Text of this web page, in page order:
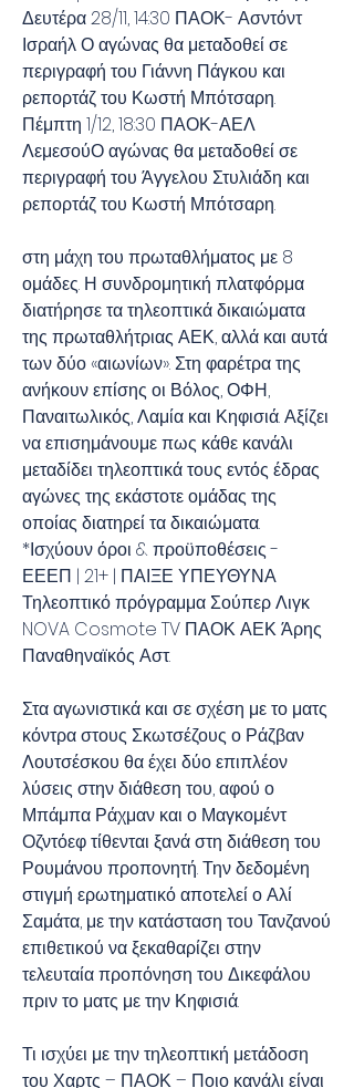
Δευτέρα 28/11, 14:30 ΠΑΟΚ- Ασντόντ
Ισραήλ Ο αγώνας θα μεταδοθεί σε
περιγραφή του Γιάννη Πάγκου και
ρεπορτάζ του Κωστή Μπότσαρη.
Πέμπτη 1/12, 18:30 ΠΑΟΚ-ΑΕΛ
ΛεμεσούΟ αγώνας θα μεταδοθεί σε
περιγραφή του Άγγελου Στυλιάδη και
ρεπορτάζ του Κωστή Μπότσαρη.
στη μάχη του πρωταθλήματος με 8
ομάδες. Η συνδρομητική πλατφόρμα
διατήρησε τα τηλεοπτικά δικαιώματα
της πρωταθλήτριας ΑΕΚ, αλλά και αυτά
των δύο «αιωνίων». Στη φαρέτρα της
ανήκουν επίσης οι Βόλος, ΟΦΗ,
Παναιτωλικός, Λαμία και Κηφισιά. Αξίζει
να επισημάνουμε πως κάθε κανάλι
μεταδίδει τηλεοπτικά τους εντός έδρας
αγώνες της εκάστοτε ομάδας της
οποίας διατηρεί τα δικαιώματα.
*Ισχύουν όροι & προϋποθέσεις -
ΕΕΕΠ | 21+ | ΠΑΙΞΕ ΥΠΕΥΘΥΝΑ
Τηλεοπτικό πρόγραμμα Σούπερ Λιγκ
NOVA Cosmote TV ΠΑΟΚ ΑΕΚ Άρης
Παναθηναϊκός Αστ.
Στα αγωνιστικά και σε σχέση με το ματς
κόντρα στους Σκωτσέζους ο Ράζβαν
Λουτσέσκου θα έχει δύο επιπλέον
λύσεις στην διάθεση του, αφού ο
Μπάμπα Ράχμαν και ο Μαγκομέντ
Οζντόεφ τίθενται ξανά στη διάθεση του
Ρουμάνου προπονητή. Την δεδομένη
στιγμή ερωτηματικό αποτελεί ο Αλί
Σαμάτα, με την κατάσταση του Τανζανού
επιθετικού να ξεκαθαρίζει στην
τελευταία προπόνηση του Δικεφάλου
πριν το ματς με την Κηφισιά.
Τι ισχύει με την τηλεοπτική μετάδοση
του Χαρτς – ΠΑΟΚ – Ποιο κανάλι είναι